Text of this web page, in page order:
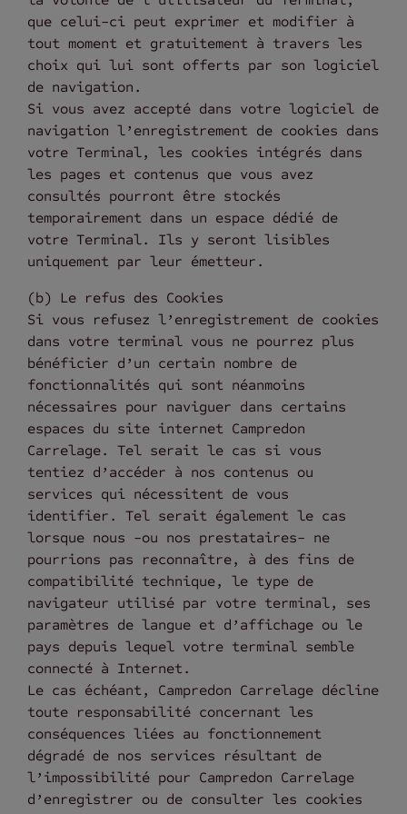
que celui-ci peut exprimer et modifier à
tout moment et gratuitement à travers les
choix qui lui sont offerts par son logiciel
de navigation.
Si vous avez accepté dans votre logiciel de
navigation l’enregistrement de cookies dans
votre Terminal, les cookies intégrés dans
les pages et contenus que vous avez
consultés pourront être stockés
temporairement dans un espace dédié de
votre Terminal. Ils y seront lisibles
uniquement par leur émetteur.
(b) Le refus des Cookies
Si vous refusez l’enregistrement de cookies
dans votre terminal vous ne pourrez plus
bénéficier d’un certain nombre de
fonctionnalités qui sont néanmoins
nécessaires pour naviguer dans certains
espaces du site internet Campredon
Carrelage. Tel serait le cas si vous
tentiez d’accéder à nos contenus ou
services qui nécessitent de vous
identifier. Tel serait également le cas
lorsque nous -ou nos prestataires- ne
pourrions pas reconnaître, à des fins de
compatibilité technique, le type de
navigateur utilisé par votre terminal, ses
paramètres de langue et d’affichage ou le
pays depuis lequel votre terminal semble
connecté à Internet.
Le cas échéant, Campredon Carrelage décline
toute responsabilité concernant les
conséquences liées au fonctionnement
dégradé de nos services résultant de
l’impossibilité pour Campredon Carrelage
d’enregistrer ou de consulter les cookies